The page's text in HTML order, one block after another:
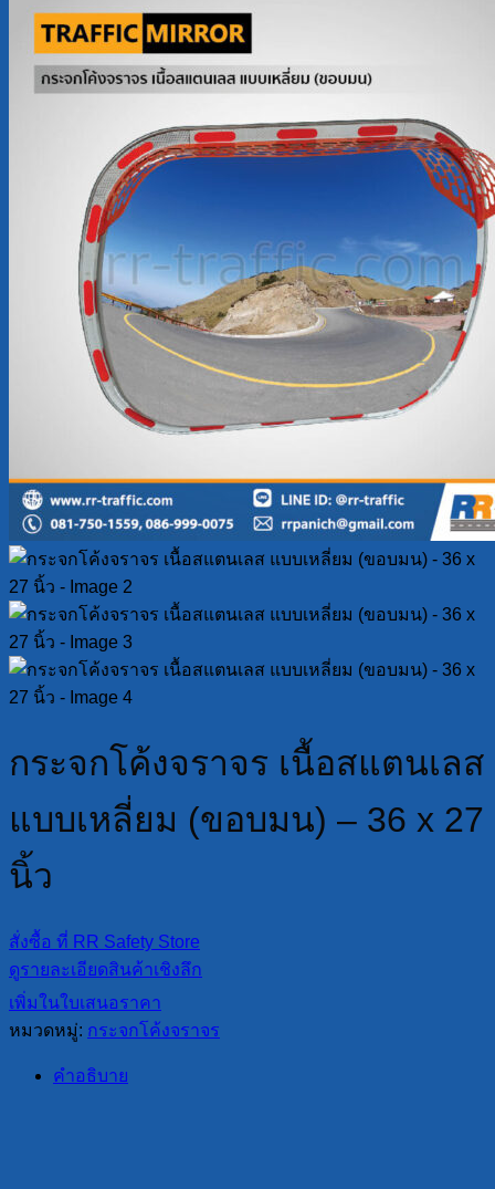
กระจกโค้งจราจร เนื้อสแตนเลส
แบบเหลี่ยม (ขอบมน) – 36 x 27
นิ้ว
สั่งซื้อ ที่ RR Safety Store
ดูรายละเอียดสินค้าเชิงลึก
เพิ่มในใบเสนอราคา
หมวดหมู่: กระจกโค้งจราจร
คำอธิบาย